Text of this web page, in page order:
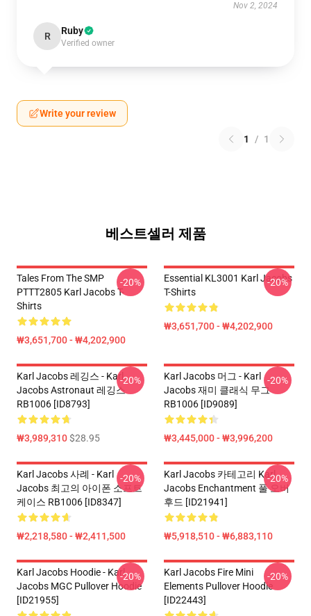
Nov 2, 2024
R Ruby
Verified owner
Write your review
1 / 1
베스트셀러 제품
Tales From The SMP
PTTT2805 Karl Jacobs T-
Shirts
₩3,651,700 - ₩4,202,900
-20%
Essential KL3001 Karl Jacobs
T-Shirts
₩3,651,700 - ₩4,202,900
-20%
Karl Jacobs 레깅스 - Karl
Jacobs Astronaut 레깅스
RB1006 [ID8793]
₩3,989,310$28.95
-20%
Karl Jacobs 머그 - Karl
Jacobs 재미 클래식 무그
RB1006 [ID9089]
₩3,445,000 - ₩3,996,200
-20%
Karl Jacobs 사례 - Karl
Jacobs 최고의 아이폰 소프트
케이스 RB1006 [ID8347]
₩2,218,580 - ₩2,411,500
-20%
Karl Jacobs 카테고리 Karl
Jacobs Enchantment 풀 오버
후드 [ID21941]
₩5,918,510 - ₩6,883,110
-20%
Karl Jacobs Hoodie - Karl
Jacobs MGC Pullover Hoodie
[ID21955]
-20%
Karl Jacobs Fire Mini
Elements Pullover Hoodie
[ID22443]
-20%